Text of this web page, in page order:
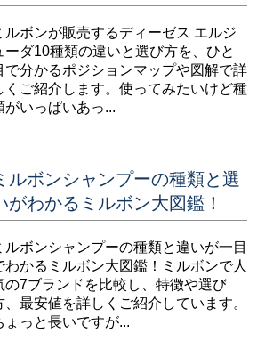
ルボンが販売するディーゼス エルジ
ーダ10種類の違いと選び方を、ひと
で分かるポジションマップや図解で詳
くご紹介します。使ってみたいけど種
がいっぱいあっ...
ルボンシャンプーの種類と選
がわかるミルボン大図鑑！
ルボンシャンプーの種類と違いが一目
わかるミルボン大図鑑！ミルボンで人
の7ブランドを比較し、特徴や選び
、最安値を詳しくご紹介しています。
ょっと長いですが...